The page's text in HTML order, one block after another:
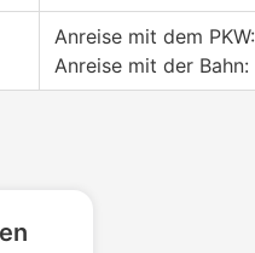
Anreise mit dem PKW:
Anreise mit der Bahn: